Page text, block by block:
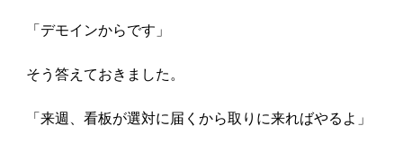
「デモインからです」
そう答えておきました。
「来週、看板が選対に届くから取りに来ればやるよ」